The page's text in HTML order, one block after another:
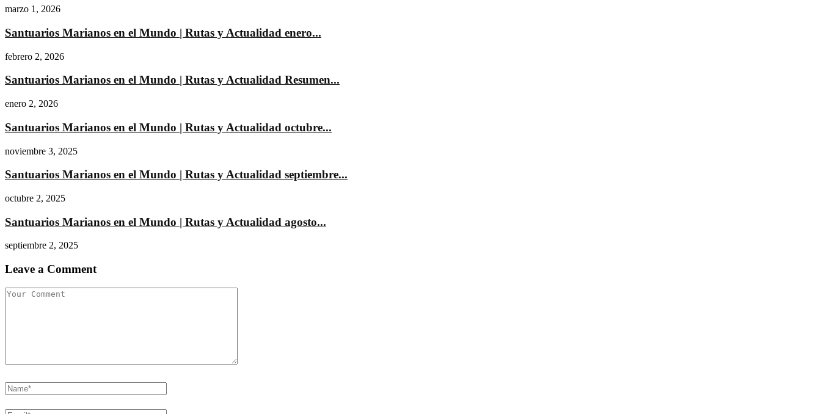
marzo 1, 2026
Santuarios Marianos en el Mundo | Rutas y Actualidad enero...
febrero 2, 2026
Santuarios Marianos en el Mundo | Rutas y Actualidad Resumen...
enero 2, 2026
Santuarios Marianos en el Mundo | Rutas y Actualidad octubre...
noviembre 3, 2025
Santuarios Marianos en el Mundo | Rutas y Actualidad septiembre...
octubre 2, 2025
Santuarios Marianos en el Mundo | Rutas y Actualidad agosto...
septiembre 2, 2025
Leave a Comment